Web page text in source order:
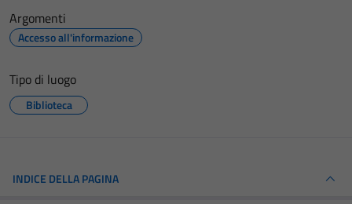
Argomenti
Accesso all'informazione
Tipo di luogo
Biblioteca
INDICE DELLA PAGINA